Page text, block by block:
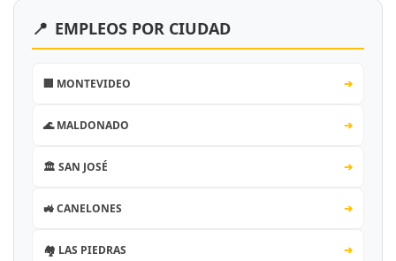
📍 EMPLEOS POR CIUDAD
🏢 MONTEVIDEO ➔
🌊 MALDONADO ➔
🏛️ SAN JOSÉ ➔
🚜 CANELONES ➔
🏘️ LAS PIEDRAS ➔